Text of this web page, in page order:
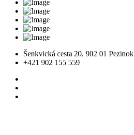
Šenkvická cesta 20, 902 01 Pezinok
+421 902 155 559